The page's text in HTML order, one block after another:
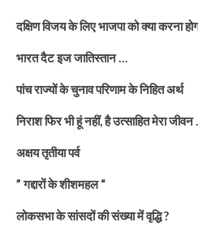
दक्षिण विजय के लिए भाजपा को क्या करना
भारत दैट इज जातिस्तान …
पांच राज्यों के चुनाव परिणाम के निहित अर्थ
निराश फिर भी हूं नहीं, है उत्साहित मेरा
अक्षय तृतीया पर्व
” गद्दारों के शीशमहल “
लोकसभा के सांसदों की संख्या में वृद्धि ?